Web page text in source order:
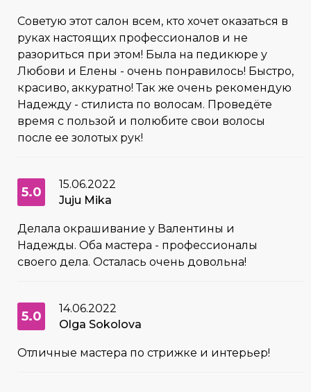
Советую этот салон всем, кто хочет оказаться в
руках настоящих профессионалов и не
разориться при этом! Была на педикюре у
Любови и Елены - очень понравилось! Быстро,
красиво, аккуратно! Так же очень рекомендую
Надежду - стилиста по волосам. Проведёте
время с пользой и полюбите свои волосы
после ее золотых рук!
5.0
15.06.2022
Juju Mika
Делала окрашивание у Валентины и
Надежды. Оба мастера - профессионалы
своего дела. Осталась очень довольна!
5.0
14.06.2022
Olga Sokolova
Отличные мастера по стрижке и интерьер!